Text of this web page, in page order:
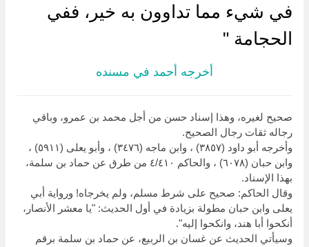
في شيء مما تداوون به خير، ففي
الحجامة "
أخرجه أحمد في مسنده
صحيح لغيره، وهذا إسناد حسن من أجل محمد بن عمرو، وباقي
رجاله ثقات رجال الصحيح.
وأخرجه أبو داود (٣٨٥٧) ، وابن ماجه (٣٤٧٦) ، وأبو يعلى (٥٩١١) ،
وابن حبان (٦٠٧٨) ، والحاكم ٤/٤١٠ من طرق عن حماد بن سلمة،
بهذا الإسناد.
وقال الحاكم: صحيح على شرط مسلم، ولم يخرجاه! ورواية أبي
يعلى وابن حبان مطولة بزيادة في أول الحديث: "يا معشر الأنصار،
أنكحوا أبا هند، وانكحوا إليه".
وسيأتي الحديث عن غسان بن الربيع، عن حماد بن سلمة برقم